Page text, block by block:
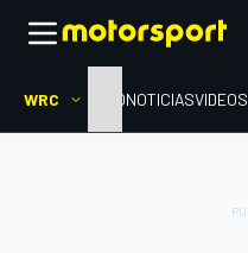
WRC INICIONOTICIASVIDEOS